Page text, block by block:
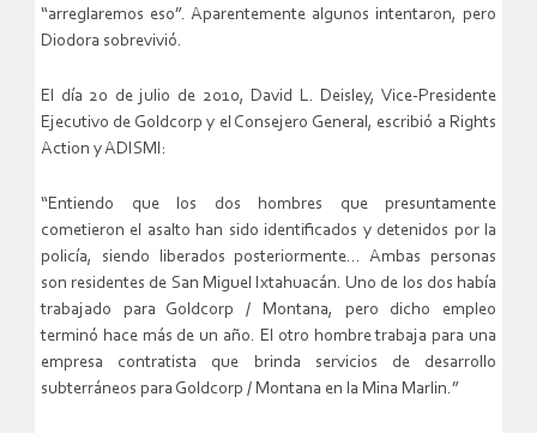
“arreglaremos eso”. Aparentemente algunos intentaron, pero
Diodora sobrevivió.
El día 20 de julio de 2010, David L. Deisley, Vice-Presidente
Ejecutivo de Goldcorp y el Consejero General, escribió a Rights
Action y ADISMI:
“Entiendo que los dos hombres que presuntamente
cometieron el asalto han sido identificados y detenidos por la
policía, siendo liberados posteriormente… Ambas personas
son residentes de San Miguel Ixtahuacán. Uno de los dos había
trabajado para Goldcorp / Montana, pero dicho empleo
terminó hace más de un año. El otro hombre trabaja para una
empresa contratista que brinda servicios de desarrollo
subterráneos para Goldcorp / Montana en la Mina Marlin.”